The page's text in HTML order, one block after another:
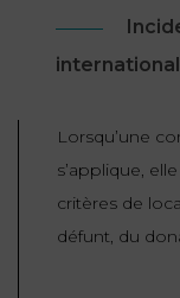
Lorsqu’une
s’applique,
critères de
défunt, du